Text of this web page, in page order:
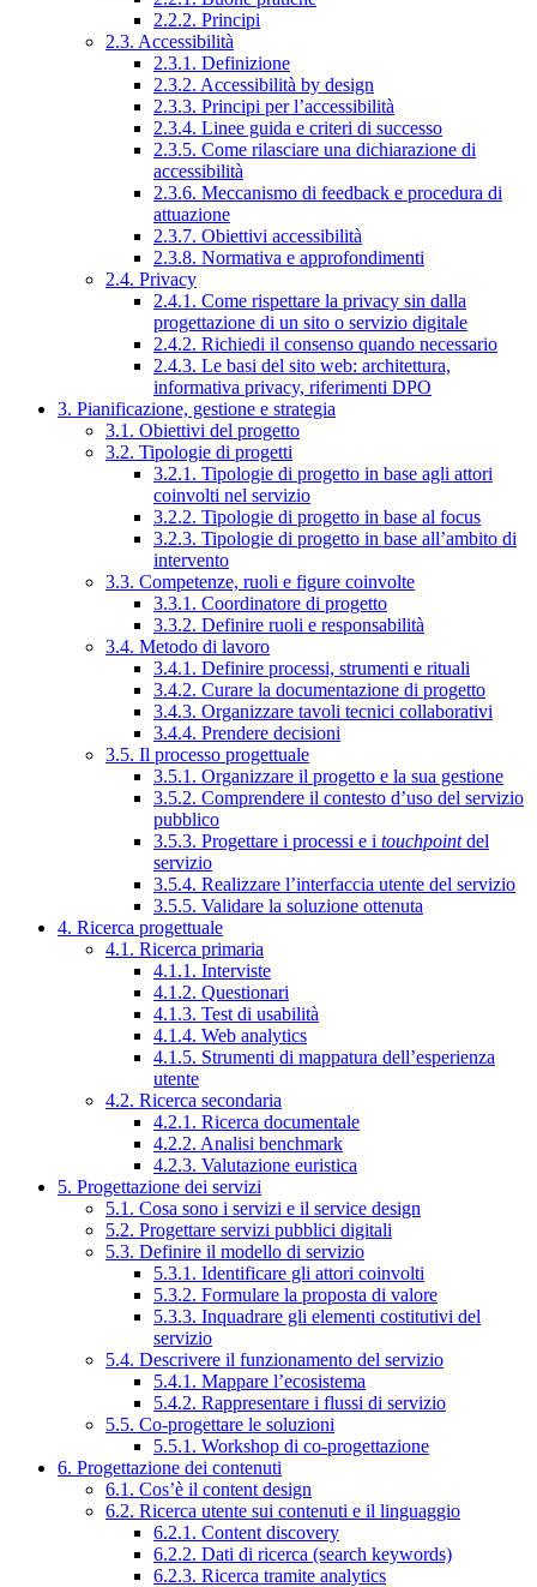
2.2.2. Principi
2.3. Accessibilità
2.3.1. Definizione
2.3.2. Accessibilità by design
2.3.3. Principi per l’accessibilità
2.3.4. Linee guida e criteri di successo
2.3.5. Come rilasciare una dichiarazione di
accessibilità
2.3.6. Meccanismo di feedback e procedura di
attuazione
2.3.7. Obiettivi accessibilità
2.3.8. Normativa e approfondimenti
2.4. Privacy
2.4.1. Come rispettare la privacy sin dalla
progettazione di un sito o servizio digitale
2.4.2. Richiedi il consenso quando necessario
2.4.3. Le basi del sito web: architettura,
informativa privacy, riferimenti DPO
3. Pianificazione, gestione e strategia
3.1. Obiettivi del progetto
3.2. Tipologie di progetti
3.2.1. Tipologie di progetto in base agli attori
coinvolti nel servizio
3.2.2. Tipologie di progetto in base al focus
3.2.3. Tipologie di progetto in base all’ambito di
intervento
3.3. Competenze, ruoli e figure coinvolte
3.3.1. Coordinatore di progetto
3.3.2. Definire ruoli e responsabilità
3.4. Metodo di lavoro
3.4.1. Definire processi, strumenti e rituali
3.4.2. Curare la documentazione di progetto
3.4.3. Organizzare tavoli tecnici collaborativi
3.4.4. Prendere decisioni
3.5. Il processo progettuale
3.5.1. Organizzare il progetto e la sua gestione
3.5.2. Comprendere il contesto d’uso del servizio
pubblico
3.5.3. Progettare i processi e i touchpointdel
servizio
3.5.4. Realizzare l’interfaccia utente del servizio
3.5.5. Validare la soluzione ottenuta
4. Ricerca progettuale
4.1. Ricerca primaria
4.1.1. Interviste
4.1.2. Questionari
4.1.3. Test di usabilità
4.1.4. Web analytics
4.1.5. Strumenti di mappatura dell’esperienza
utente
4.2. Ricerca secondaria
4.2.1. Ricerca documentale
4.2.2. Analisi benchmark
4.2.3. Valutazione euristica
5. Progettazione dei servizi
5.1. Cosa sono i servizi e il service design
5.2. Progettare servizi pubblici digitali
5.3. Definire il modello di servizio
5.3.1. Identificare gli attori coinvolti
5.3.2. Formulare la proposta di valore
5.3.3. Inquadrare gli elementi costitutivi del
servizio
5.4. Descrivere il funzionamento del servizio
5.4.1. Mappare l’ecosistema
5.4.2. Rappresentare i flussi di servizio
5.5. Co-progettare le soluzioni
5.5.1. Workshop di co-progettazione
6. Progettazione dei contenuti
6.1. Cos’è il content design
6.2. Ricerca utente sui contenuti e il linguaggio
6.2.1. Content discovery
6.2.2. Dati di ricerca (search keywords)
6.2.3. Ricerca tramite analytics